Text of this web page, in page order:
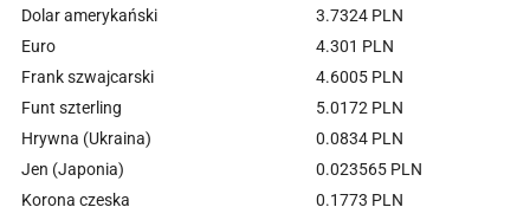
Dolar amerykański
3.7324 PLN
Euro
4.301 PLN
Frank szwajcarski
4.6005 PLN
Funt szterling
5.0172 PLN
Hrywna (Ukraina)
0.0834 PLN
Jen (Japonia)
0.023565 PLN
Korona czeska
0.1773 PLN